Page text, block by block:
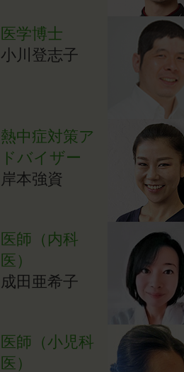
医学博士
小川登志子
熱中症対策ア
ドバイザー
岸本強資
医師（内科
医）
成田亜希子
医師（小児科
医）